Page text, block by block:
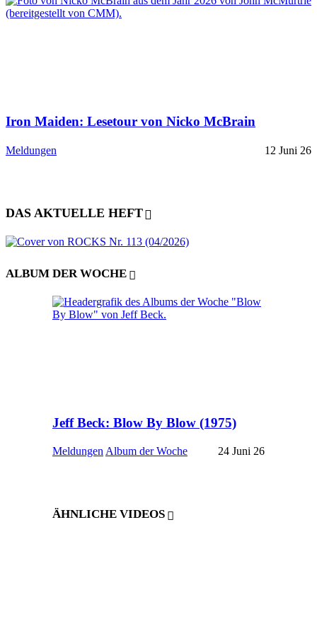
Iron Maiden: Lesetour von Nicko McBrain
Meldungen 12 Juni 26
DAS AKTUELLE HEFT
ALBUM DER WOCHE
Jeff Beck: Blow By Blow (1975)
Meldungen Album der Woche 24 Juni 26
ÄHNLICHE VIDEOS